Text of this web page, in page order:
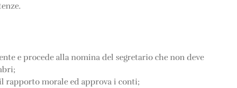
e procede alla nomina del segretario che non deve
rapporto morale ed approva i conti;